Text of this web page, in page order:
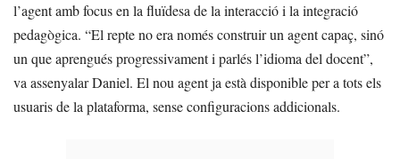
l’agent amb focus en la fluïdesa de la interacció i la integració
pedagògica. “El repte no era només construir un agent capaç, sinó
un que aprengués progressivament i parlés l’idioma del docent”,
va assenyalar Daniel. El nou agent ja està disponible per a tots els
usuaris de la plataforma, sense configuracions addicionals.